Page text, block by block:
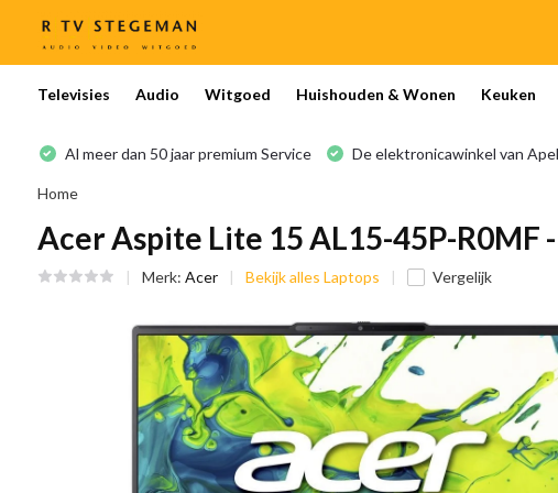
Televisies Audio Witgoed Huishouden & Wonen Keuken
Al meer dan 50 jaar premium Service De elektronicawinkel van
Home
Acer Aspite Lite 15 AL15-45P-R0MF
Merk: Acer Bekijk alles Laptops Vergelijk